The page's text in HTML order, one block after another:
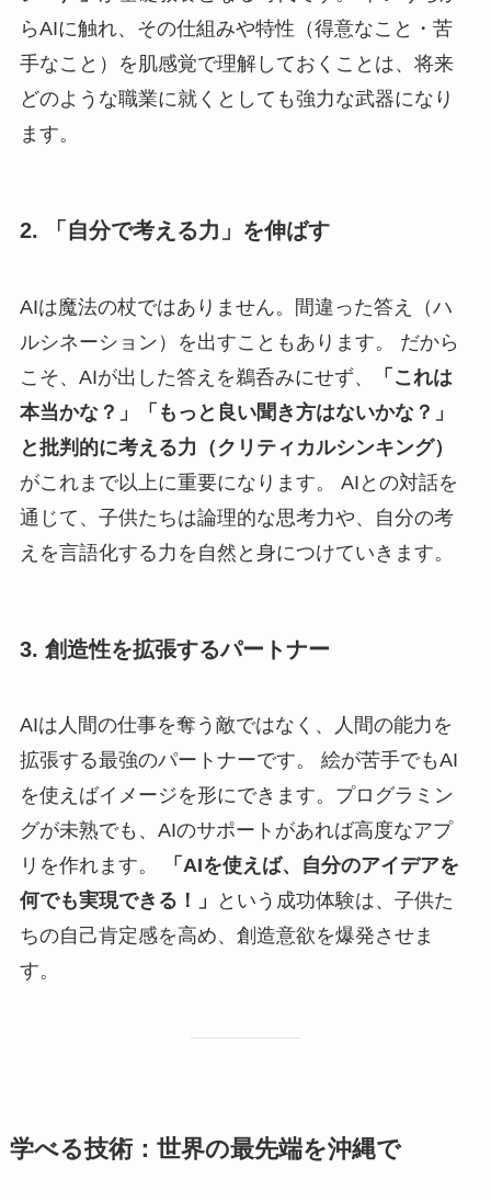
らAIに触れ、その仕組みや特性（得意なこと・苦
手なこと）を肌感覚で理解しておくことは、将来
どのような職業に就くとしても強力な武器になり
ます。
2. 「自分で考える力」を伸ばす
AIは魔法の杖ではありません。間違った答え（ハ
ルシネーション）を出すこともあります。 だから
こそ、AIが出した答えを鵜呑みにせず、
「これは
本当かな？」「もっと良い聞き方はないかな？」
と批判的に考える力（クリティカルシンキング）
がこれまで以上に重要になります。 AIとの対話を
通じて、子供たちは論理的な思考力や、自分の考
えを言語化する力を自然と身につけていきます。
3. 創造性を拡張するパートナー
AIは人間の仕事を奪う敵ではなく、人間の能力を
拡張する最強のパートナーです。 絵が苦手でもAI
を使えばイメージを形にできます。プログラミン
グが未熟でも、AIのサポートがあれば高度なアプ
リを作れます。
「AIを使えば、自分のアイデアを
何でも実現できる！」
という成功体験は、子供た
ちの自己肯定感を高め、創造意欲を爆発させま
す。
学べる技術：世界の最先端を沖縄で